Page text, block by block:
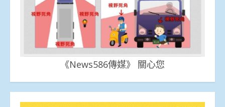
《News586傳媒》 關心您